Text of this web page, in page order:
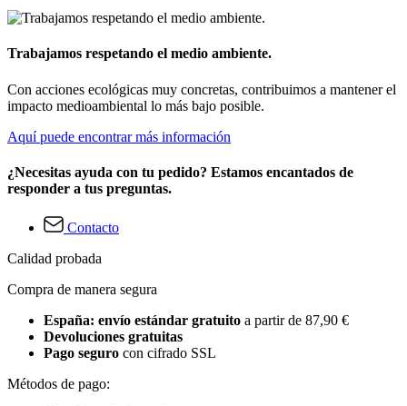
Trabajamos respetando el medio ambiente.
Con acciones ecológicas muy concretas, contribuimos a mantener el
impacto medioambiental lo más bajo posible.
Aquí puede encontrar más información
¿Necesitas ayuda con tu pedido? Estamos encantados de
responder a tus preguntas.
Contacto
Calidad probada
Compra de manera segura
España: envío estándar gratuito a partir de 87,90 €
Devoluciones gratuitas
Pago seguro con cifrado SSL
Métodos de pago: